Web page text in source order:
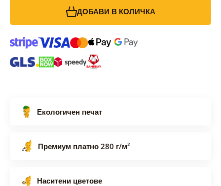
ДОБАВИ В КОЛИЧКА
Екологичен печат
Премиум платно 280 г/м²
Наситени цветове